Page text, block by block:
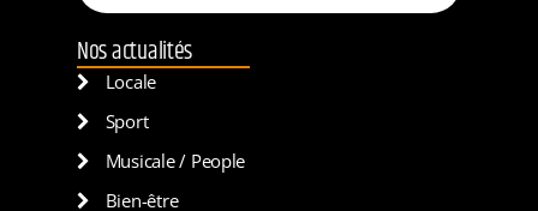
Nos actualités
Locale
Sport
Musicale / People
Bien-être